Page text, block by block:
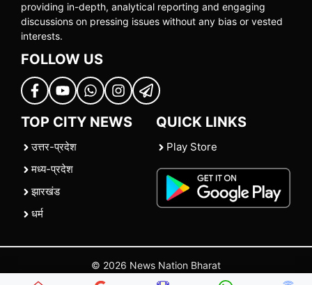
providing in-depth, analytical reporting and engaging
discussions on pressing issues without any bias or vested
interests.
FOLLOW US
TOP CITY NEWS
उत्तर-प्रदेश
मध्य-प्रदेश
झारखंड
धर्म
QUICK LINKS
Play Store
© 2026 News Nation Bharat
| |Contact Us |Policies Terms and Conditions